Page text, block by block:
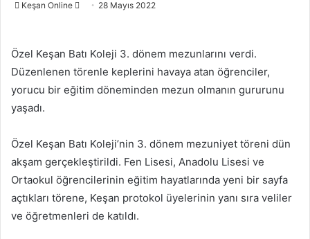
Keşan Online
göndermek
28 Mayıs 2022
Özel Keşan Batı Koleji 3. dönem mezunlarını verdi.
Düzenlenen törenle keplerini havaya atan öğrenciler,
yorucu bir eğitim döneminden mezun olmanın gururunu
yaşadı.
Özel Keşan Batı Koleji’nin 3. dönem mezuniyet töreni dün
akşam gerçekleştirildi. Fen Lisesi, Anadolu Lisesi ve
Ortaokul öğrencilerinin eğitim hayatlarında yeni bir sayfa
açtıkları törene, Keşan protokol üyelerinin yanı sıra veliler
ve öğretmenleri de katıldı.